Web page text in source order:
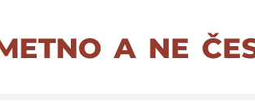
a ne